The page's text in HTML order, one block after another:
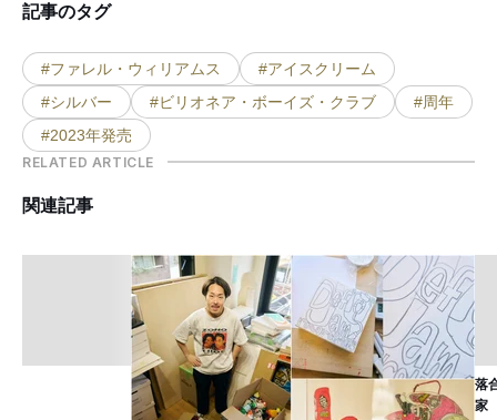
記事のタグ
#ファレル・ウィリアムス
#アイスクリーム
#シルバー
#ビリオネア・ボーイズ・クラブ
#周年
#2023年発売
RELATED ARTICLE
関連記事
落
家